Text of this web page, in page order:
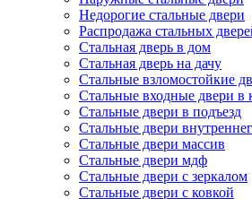
Недорогие стальные двери
Распродажа стальных
Стальная дверь в дом
Стальная дверь на дачу
Стальные взломостойкие
Стальные входные двери в
Стальные двери в подъезд
Стальные двери
Стальные двери массив
Стальные двери мдф
Стальные двери с зеркалом
Стальные двери с ковкой